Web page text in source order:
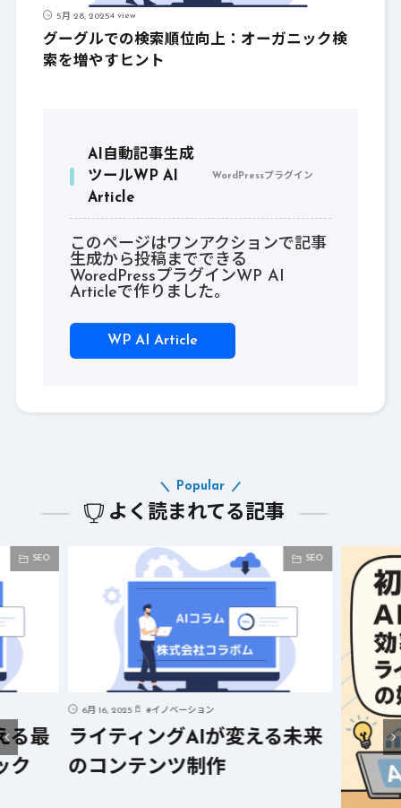
5月 28, 20254 view
グーグルでの検索順位向上：オーガニック検
索を増やすヒント
AI自動記事生成
ツールWP AI
Article
WordPressプラグイン
このページはワンアクションで記事
生成から投稿までできる
WoredPressプラグインWP AI
Articleで作りました。
WP AI Article
よく読まれてる記事
Popular
SEO
未来
SEO